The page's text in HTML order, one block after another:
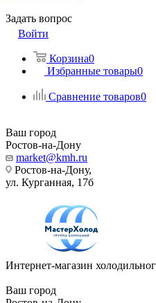
Задать вопрос
Войти
Корзина0
Избранные товары0
Сравнение товаров0
Ваш город
Ростов-на-Дону
market@kmh.ru
Ростов-на-Дону,
ул. Курганная, 17б
Интернет-магазин
Ваш город